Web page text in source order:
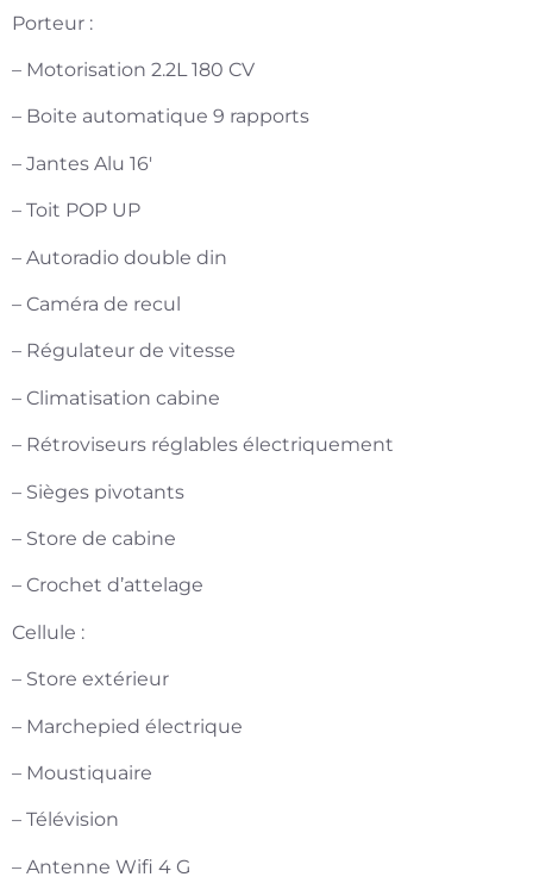
Porteur :
– Motorisation 2.2L 180 CV
– Boite automatique 9 rapports
– Jantes Alu 16′
– Toit POP UP
– Autoradio double din
– Caméra de recul
– Régulateur de vitesse
– Climatisation cabine
– Rétroviseurs réglables électriquement
– Sièges pivotants
– Store de cabine
– Crochet d’attelage
Cellule :
– Store extérieur
– Marchepied électrique
– Moustiquaire
– Télévision
– Antenne Wifi 4 G